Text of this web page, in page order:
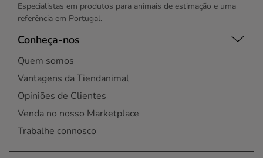
Especialistas em produtos para animais de estimação e uma
referência em Portugal.
Conheça-nos
Quem somos
Vantagens da Tiendanimal
Opiniões de Clientes
Venda no nosso Marketplace
Trabalhe connosco